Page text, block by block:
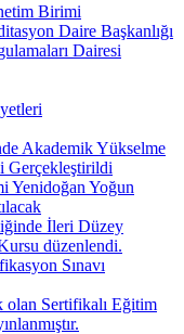
Birimi
Daire Başkanlığı
Dairesi
Akademik Yükselme
Gerçekleştirildi
Yenidoğan Yoğun
İleri Düzey
düzenlendi.
Sınavı
olan Sertifikalı Eğitim